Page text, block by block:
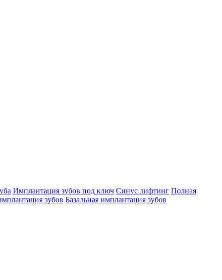
Имплантация зубов под ключ Синус лифтинг Полная
зубов Базальная имплантация зубов